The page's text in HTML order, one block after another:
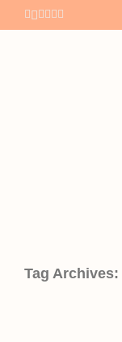
Tag Archives: